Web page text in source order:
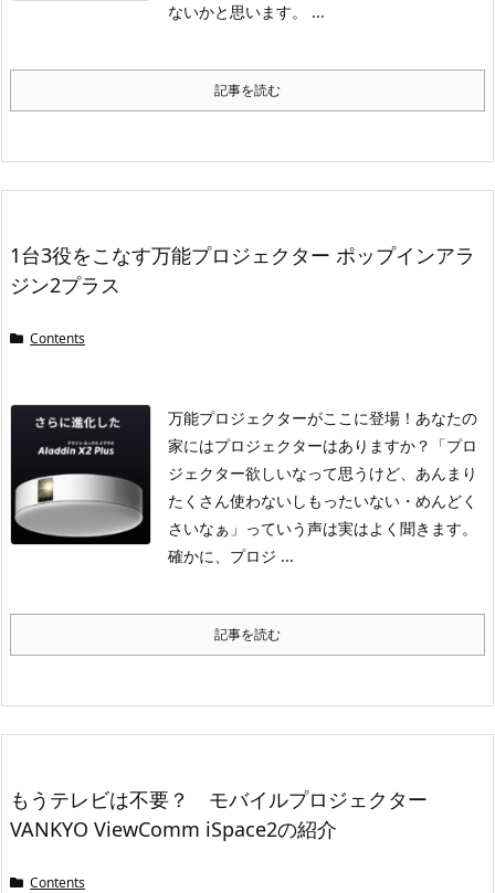
ないかと思います。 ...
記事を読む
1台3役をこなす万能プロジェクター ポップインアラ
ジン2プラス
Contents
万能プロジェクターがここに登場！ あなたの
家にはプロジェクターはありますか？ 「プロ
ジェクター欲しいなって思うけど、あんまり
たくさん使わないしもったいない・めんどく
さいなぁ」っていう声は実はよく聞きます。
確かに、プロジ ...
記事を読む
もうテレビは不要？ モバイルプロジェクター
VANKYO ViewComm iSpace2の紹介
Contents